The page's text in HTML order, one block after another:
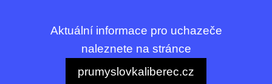
Aktuální informace pro uchazeče
naleznete na stránce
prumyslovkaliberec.cz